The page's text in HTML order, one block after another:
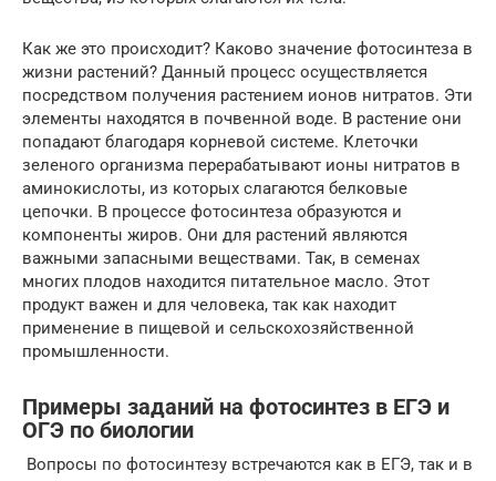
Как же это происходит? Каково значение фотосинтеза в
жизни растений? Данный процесс осуществляется
посредством получения растением ионов нитратов. Эти
элементы находятся в почвенной воде. В растение они
попадают благодаря корневой системе. Клеточки
зеленого организма перерабатывают ионы нитратов в
аминокислоты, из которых слагаются белковые
цепочки. В процессе фотосинтеза образуются и
компоненты жиров. Они для растений являются
важными запасными веществами. Так, в семенах
многих плодов находится питательное масло. Этот
продукт важен и для человека, так как находит
применение в пищевой и сельскохозяйственной
промышленности.
Примеры заданий на фотосинтез в ЕГЭ и
ОГЭ по биологии
Вопросы по фотосинтезу встречаются как в ЕГЭ, так и в